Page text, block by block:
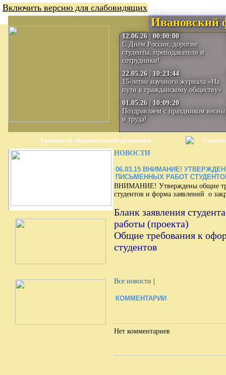
Включить версию для слабовидящих
Ивановский
12.06.26| 00:00:00
С Днём России, дорогие
студенты, преподаватели и
сотрудники!
22.05.26| 10:23:44
15-летие научного журнала «На
пути к гражданскому обществу»
01.05.26| 10:09:20
Поздравляем с праздником весны
и труда!
Сведения об образовательной организации Студенту
НОВОСТИ
06.03.15 ВНИМАНИЕ!
ПИСЬМЕННЫХ РАБОТ
ВНИМАНИЕ! Утверждены общие
студентов и форма заявлений о
Бланк заявления
работы (проекта)
Общие требования к
студентов
Все новости
КОММЕНТАРИИ
Нет комментариев